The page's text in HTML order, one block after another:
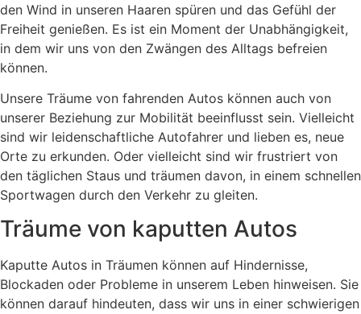
den Wind in unseren Haaren spüren und das Gefühl der
Freiheit genießen. Es ist ein Moment der Unabhängigkeit,
in dem wir uns von den Zwängen des Alltags befreien
können.
Unsere Träume von fahrenden Autos können auch von
unserer Beziehung zur Mobilität beeinflusst sein. Vielleicht
sind wir leidenschaftliche Autofahrer und lieben es, neue
Orte zu erkunden. Oder vielleicht sind wir frustriert von
den täglichen Staus und träumen davon, in einem schnellen
Sportwagen durch den Verkehr zu gleiten.
Träume von kaputten Autos
Kaputte Autos in Träumen können auf Hindernisse,
Blockaden oder Probleme in unserem Leben hinweisen. Sie
können darauf hindeuten, dass wir uns in einer schwierigen